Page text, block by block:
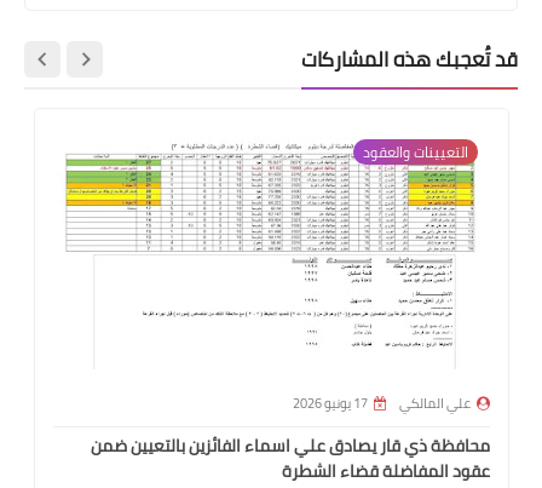
قد تُعجبك هذه المشاركات
التعيينات والعقود
علي المالكي 17 يونيو 2026
محافظة ذي قار يصادق علي اسماء الفائزين بالتعيين ضمن
عقود المفاضلة قضاء الشطرة